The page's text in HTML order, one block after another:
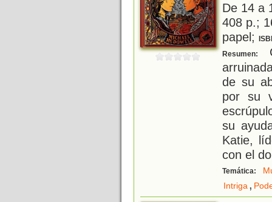
De 14 a
408 p.;
papel;
Resumen:
de su
por su
su
Katie,
con el
Temática:
Intriga,